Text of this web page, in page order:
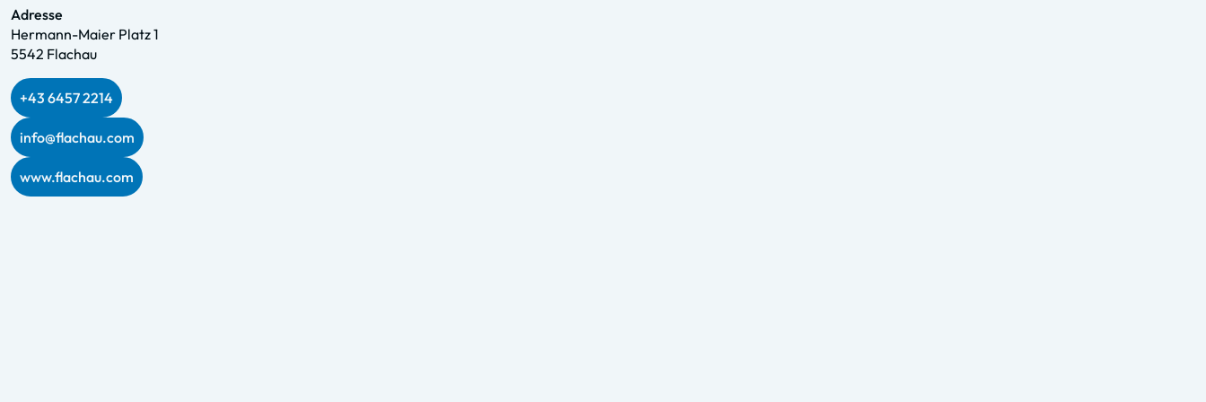
Adresse
Hermann-Maier Platz 1
5542 Flachau
+43 6457 2214
info@flachau.com
www.flachau.com